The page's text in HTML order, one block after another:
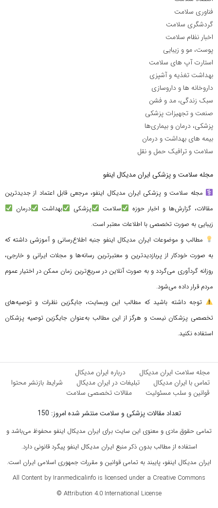
فناوری سلامت
گردشگری سلامت
اخبار نظام سلامت
پوست، مو و زیبایی
استارت آپ های سلامت
بهداشت تغذیه و آشپزی
داروخانه ها و داروسازی
سبک زندگی، مد و فشن
صنعت و تجهیزات پزشکی
پزشکی، درمان و بیماری‌ها
بیمه های بهداشت و درمان
سلامت و ترافیک حمل و نقل
مجله سلامت و پزشکی ایران مدیکال اینفو
مجله سلامت و پزشکی ایران مدیکال اینفو، مرجعی قابل اعتماد از جدیدترین
مقالات، گزارش‌ها و اخبار حوزه
سلامت پزشکی بهداشت
درمان
زیبایی به صورت تخصصی با اطلاعات معتبر است.
مطالب و موضوعات ایران مدیکال اینفو جنبه اطلاع‌رسانی و آموزشی داشته که
به صورت خودکار از پربازدیدترین و معتبرترین رسانه‌ها و مجلات ایرانی و خارجی،
روزانه گردآوری می‌گردد و به صورت آنلاین در سریع‌ترین زمان ممکن در اختیار عموم
مردم قرار داده می‌شود.
توجه داشته باشید که مطالب این وبسایت، جایگزین نظرات و توصیه‌های
تخصصی پزشکان نیست و هرگز از این مطالب به‌عنوان جایگزین توصیه پزشکان
استفاده نکنید.
مجله سلامت ایران مدیکال
درباره ایران مدیکال
تماس با ایران مدیکال
تبلیغات در ایران مدیکال
شرایط بازنشر محتوا
قوانین و سلب مسئولیت
مقالات تخصصی سلامت
تعداد مقالات پزشکی و سلامت منتشر شده امروز: 150
تمامی حقوق مادی و معنوی این سایت برای ایران مدیکال اینفو محفوظ می‌باشد و
استفاده از مطالب بدون ذکر منبع ایران مدیکال اینفو پیگرد قانونی دارد.
ایران مدیکال اینفو، پایبند به تمامی قوانین و مقررات جمهوری اسلامی ایران است.
All Content by Iranmedicalinfo is licensed under a Creative Commons
Attribution 4.0 International License ©️